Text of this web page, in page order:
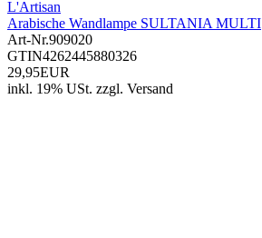
L'Artisan
Arabische Wandlampe SULTANIA MULTI
Art-Nr.909020
GTIN4262445880326
29,95EUR
inkl. 19% USt. zzgl. Versand